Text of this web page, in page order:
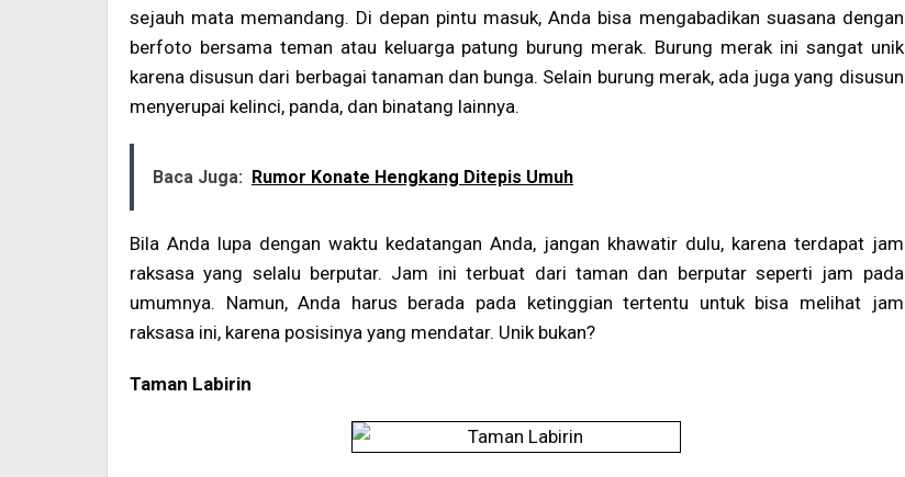
sejauh mata memandang. Di depan pintu masuk, Anda bisa mengabadikan suasana dengan
berfoto bersama teman atau keluarga patung burung merak. Burung merak ini sangat unik
karena disusun dari berbagai tanaman dan bunga. Selain burung merak, ada juga yang disusun
menyerupai kelinci, panda, dan binatang lainnya.
Baca Juga: Rumor Konate Hengkang Ditepis Umuh
Bila Anda lupa dengan waktu kedatangan Anda, jangan khawatir dulu, karena terdapat jam
raksasa yang selalu berputar. Jam ini terbuat dari taman dan berputar seperti jam pada
umumnya. Namun, Anda harus berada pada ketinggian tertentu untuk bisa melihat jam
raksasa ini, karena posisinya yang mendatar. Unik bukan?
Taman Labirin